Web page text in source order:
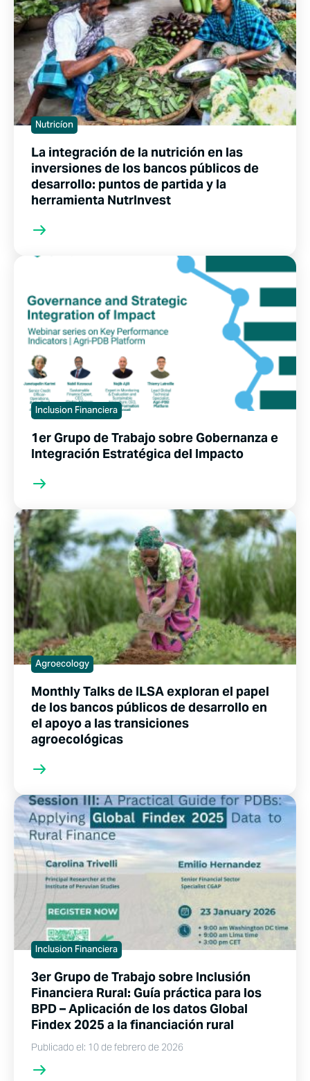
Nutricíon
La integración de la nutrición en las
inversiones de los bancos públicos de
desarrollo: puntos de partida y la
herramienta NutrInvest
Inclusion Financiera
1er Grupo de Trabajo sobre Gobernanza e
Integración Estratégica del Impacto
Agroecology
Monthly Talks de ILSA exploran el papel
de los bancos públicos de desarrollo en
el apoyo a las transiciones
agroecológicas
Inclusion Financiera
3er Grupo de Trabajo sobre Inclusión
Financiera Rural: Guía práctica para los
BPD – Aplicación de los datos Global
Findex 2025 a la financiación rural
Publicado el: 10 de febrero de 2026